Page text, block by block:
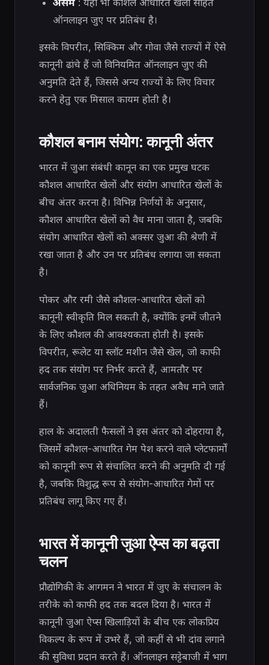
ऑनलाइन जुए पर प्रतिबंध है।
इसके विपरीत, सिक्किम और गोवा जैसे राज्यों में ऐसे
कानूनी ढांचे हैं जो विनियमित ऑनलाइन जुए की
अनुमति देते हैं, जिससे अन्य राज्यों के लिए विचार
करने हेतु एक मिसाल कायम होती है।
कौशल बनाम संयोग: कानूनी अंतर
भारत में जुआ संबंधी कानून का एक प्रमुख घटक
कौशल आधारित खेलों और संयोग आधारित खेलों के
बीच अंतर करना है। विभिन्न निर्णयों के अनुसार,
कौशल आधारित खेलों को वैध माना जाता है, जबकि
संयोग आधारित खेलों को अक्सर जुआ की श्रेणी में
रखा जाता है और उन पर प्रतिबंध लगाया जा सकता
है।
पोकर और रमी जैसे कौशल-आधारित खेलों को
कानूनी स्वीकृति मिल सकती है, क्योंकि इनमें जीतने
के लिए कौशल की आवश्यकता होती है। इसके
विपरीत, रूलेट या स्लॉट मशीन जैसे खेल, जो काफी
हद तक संयोग पर निर्भर करते हैं, आमतौर पर
सार्वजनिक जुआ अधिनियम के तहत अवैध माने जाते
हैं।
हाल के अदालती फैसलों ने इस अंतर को दोहराया है,
जिसमें कौशल-आधारित गेम पेश करने वाले प्लेटफार्मों
को कानूनी रूप से संचालित करने की अनुमति दी गई
है, जबकि विशुद्ध रूप से संयोग-आधारित गेमों पर
प्रतिबंध लागू किए गए हैं।
भारत में कानूनी जुआ ऐप्स का बढ़ता
चलन
प्रौद्योगिकी के आगमन ने भारत में जुए के संचालन के
तरीके को काफी हद तक बदल दिया है। भारत में
कानूनी जुआ ऐप्स खिलाड़ियों के बीच एक लोकप्रिय
विकल्प के रूप में उभरे हैं, जो कहीं से भी दांव लगाने
की सुविधा प्रदान करते हैं। ऑनलाइन सट्टेबाजी में भाग